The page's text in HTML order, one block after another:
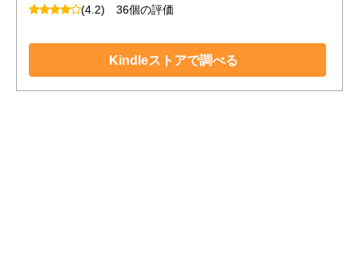
(4.2) 36個の評価
Kindleストアで調べる